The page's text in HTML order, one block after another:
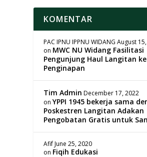
KOMENTAR
PAC IPNU IPPNU WIDANG August
on MWC NU Widang Fasilitasi
Pengunjung Haul Langitan
Penginapan
Tim Admin December 17, 2022
onYPPI 1945 bekerja sama
Poskestren Langitan Adakan
Pengobatan Gratis untuk
AfifJune 25, 2020
on Fiqih Edukasi